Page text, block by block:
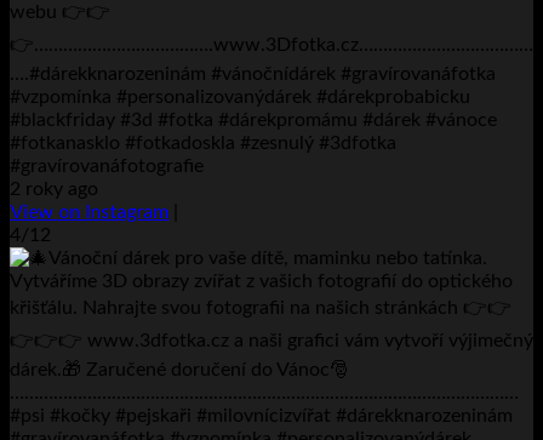
webu 👉👉
….#dárekknarozeninám #vánočnídárek #gravírovanáfotka
#vzpomínka #personalizovanýdárek #dárekprobabicku
#blackfriday #3d #fotka #dárekpromámu #dárek #vánoce
#fotkanasklo #fotkadoskla #zesnulý #3dfotka
#gravírovanáfotografie
2 roky ago
View on Instagram
4/12